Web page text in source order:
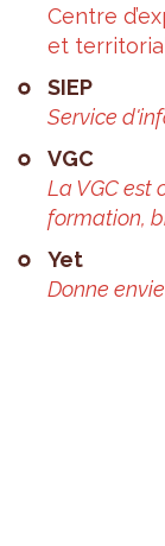
Centre
et
SIEP
Ser­vice
VGC
La VGC est
for­ma­tion,
Yet
Donne